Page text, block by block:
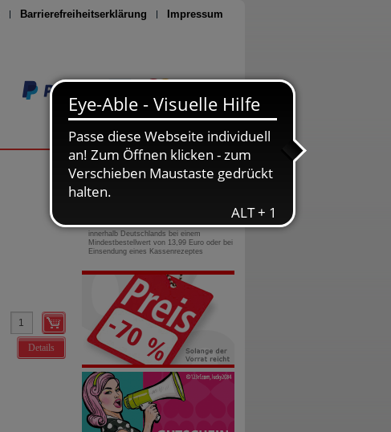
Barrierefreiheitserklärung Impressum
Seite drucken
Details
0800-10 11 422
gebührenfreie Rufnummer
innerhalb Deutschlands bei einem
Mindestbestellwert von 13,99 Euro oder bei
Einsendung eines Kassenrezeptes